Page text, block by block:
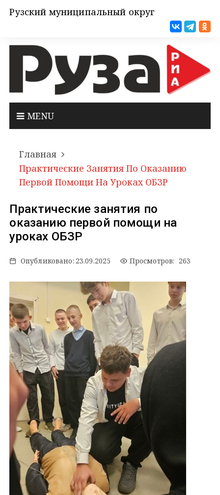
Рузский муниципальный округ
MENU
Главная
Практические Занятия По Оказанию
Первой Помощи На Уроках ОБЗР
Практические занятия по
оказанию первой помощи на
уроках ОБЗР
Опубликовано: 23.09.2025 Просмотров: 263